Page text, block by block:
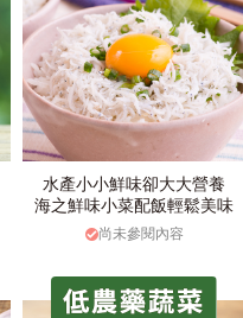
水產小小鮮味卻大大營養
海之鮮味小菜配飯輕鬆美味
尚未參閱內容